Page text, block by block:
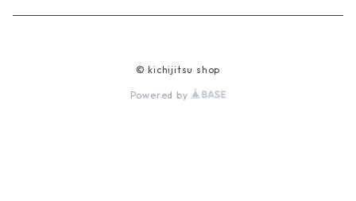
© kichijitsu shop
Powered by